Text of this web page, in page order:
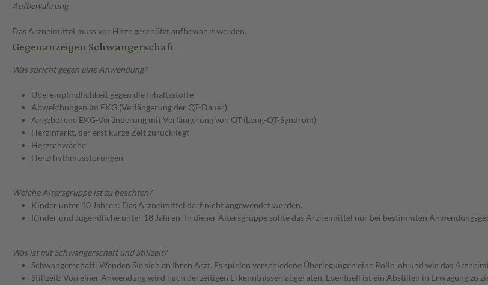
Aufbewahrung
Das Arzneimittel muss vor Hitze geschützt aufbewahrt werden.
Gegenanzeigen Schwangerschaft
Was spricht gegen eine Anwendung?
Überempfindlichkeit gegen die Inhaltsstoffe
Abweichungen im EKG (Verlängerung der QT-Dauer)
Angeborene EKG-Veränderung mit Verlängerung von QT (Long-QT-Syndrom)
Herzinfarkt, der erst kurze Zeit zurückliegt
Herzschwäche
Herzrhythmusstörungen
Welche Altersgruppe ist zu beachten?
Kinder unter 10 Jahren: Das Arzneimittel darf nicht angewendet werden.
Kinder und Jugendliche unter 18 Jahren: In dieser Altersgruppe sollte das Arzneimittel nur bei bestimmten
Was ist mit Schwangerschaft und Stillzeit?
Schwangerschaft: Wenden Sie sich an Ihren Arzt. Es spielen verschiedene Überlegungen eine Rolle, ob und wie das
Stillzeit: Von einer Anwendung wird nach derzeitigen Erkenntnissen abgeraten. Eventuell ist ein Abstillen in Erwägung zu